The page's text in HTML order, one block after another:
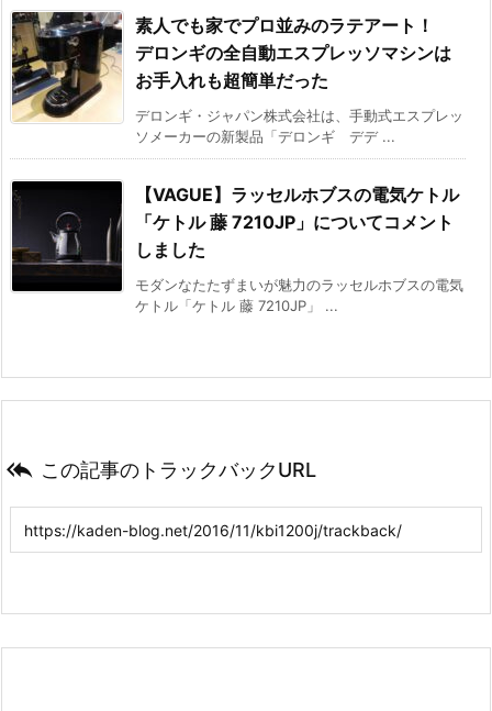
素人でも家でプロ並みのラテアート！
デロンギの全自動エスプレッソマシンは
お手入れも超簡単だった
デロンギ・ジャパン株式会社は、手動式エスプレッ
ソメーカーの新製品「デロンギ デデ ...
【VAGUE】ラッセルホブスの電気ケトル
「ケトル 藤 7210JP」についてコメント
しました
モダンなたたずまいが魅力のラッセルホブスの電気
ケトル「ケトル 藤 7210JP」 ...
 この記事のトラックバックURL